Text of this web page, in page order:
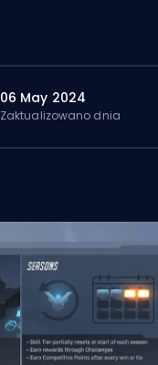
06 May 2024
Zaktualizowano dnia